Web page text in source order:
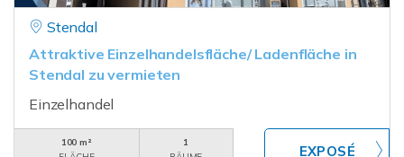
Stendal
Attraktive Einzelhandelsfläche/ Ladenfläche in
Stendal zu vermieten
Einzelhandel
100 m²
1